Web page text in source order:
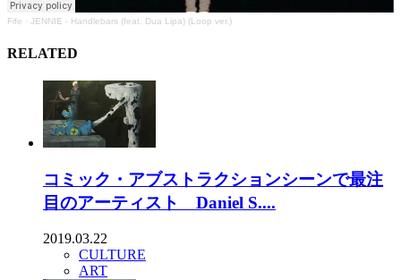
Fife · JENNIE - Handlebars (feat. Dua Lipa) (Loop ver.)
RELATED
コミック・アブストラクションシーンで最注
目のアーティスト Daniel S....
2019.03.22
CULTURE
ART